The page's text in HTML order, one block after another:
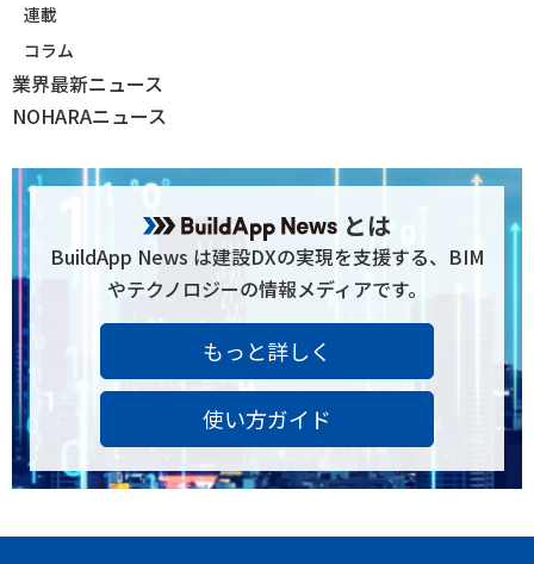
連載
コラム
業界最新ニュース
NOHARAニュース
とは
BuildApp News は建設DXの実現を支援する、BIM
やテクノロジーの情報メディアです。
もっと詳しく
使い方ガイド